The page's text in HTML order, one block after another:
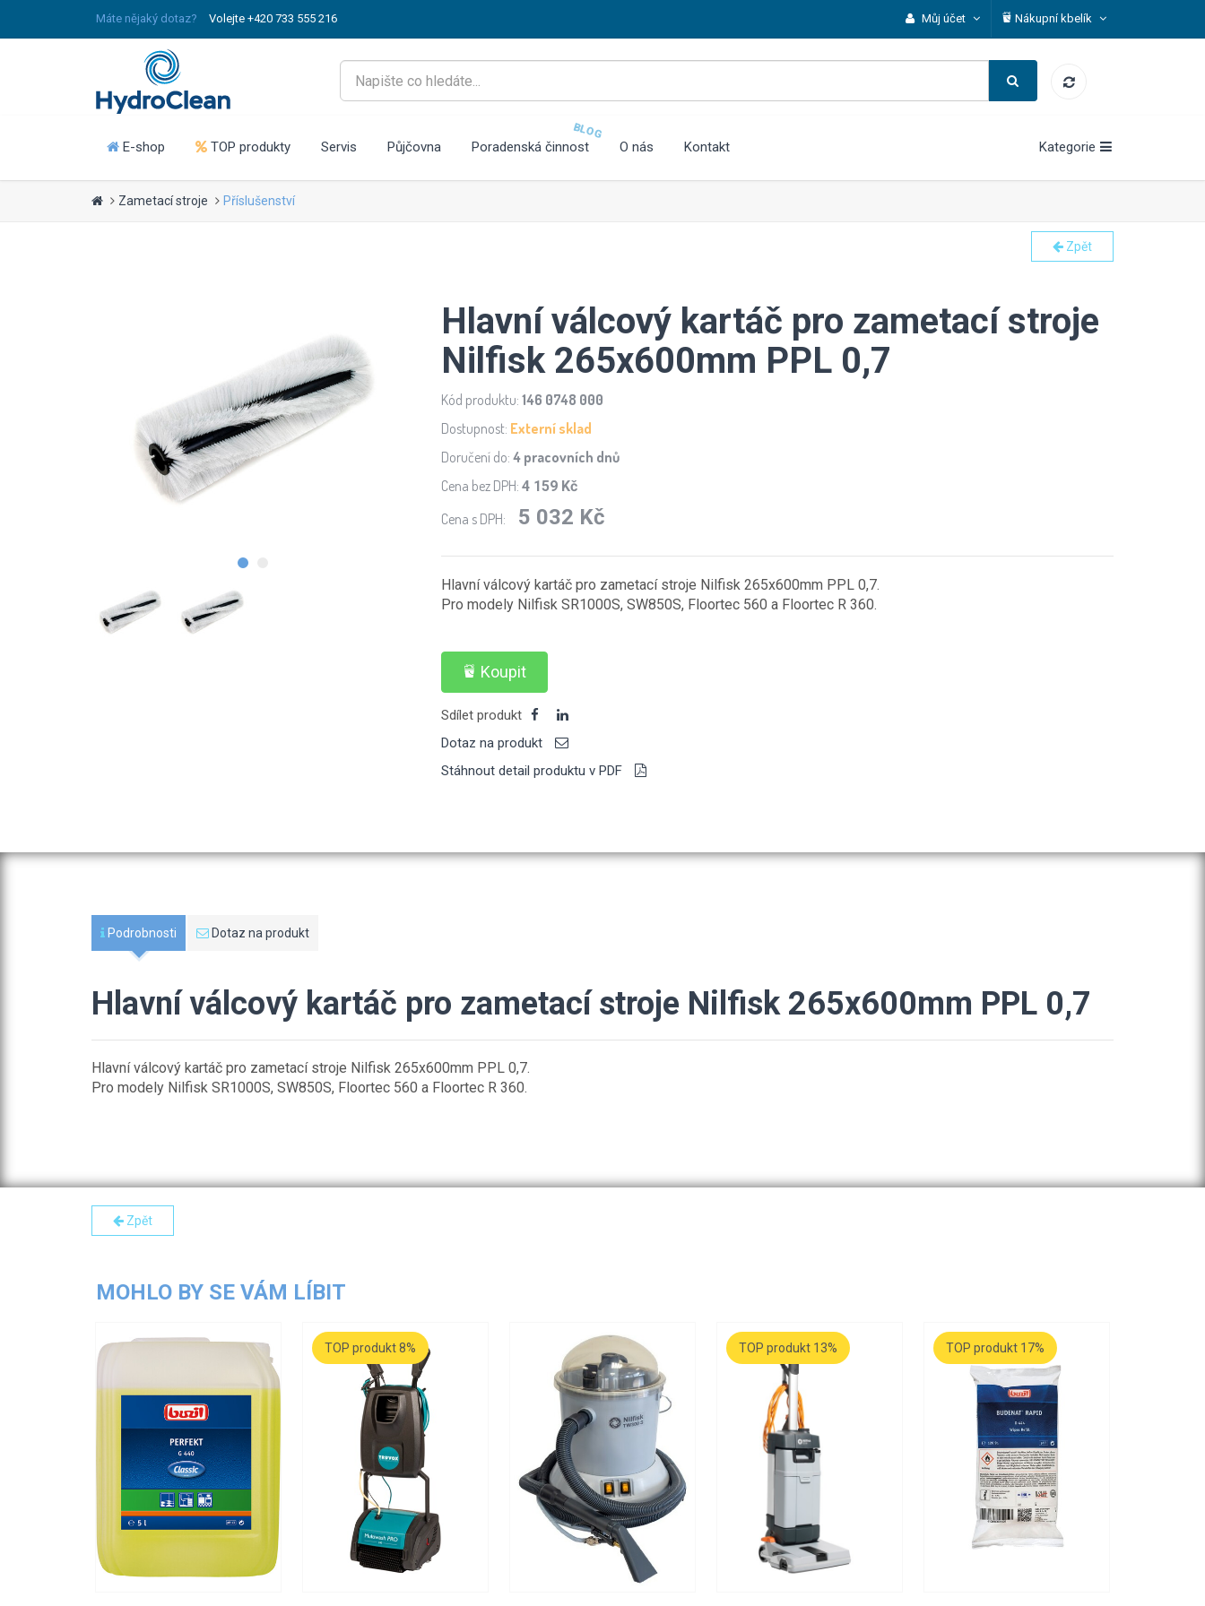
Máte nějaký dotaz? Volejte +420 733 555 216 Můj účet Nákupní kbelík
E-shop TOP produkty Servis Půjčovna Poradenská činnost
BLOG
O nás Kontakt Kategorie
Zametací stroje Příslušenství
Zpět
Hlavní válcový kartáč pro zametací stroje
Nilfisk 265x600mm PPL 0,7
Kód produktu: 146 0748 000
Dostupnost: Externí sklad
Doručení do: 4 pracovních dnů
Cena bez DPH: 4 159 Kč
Cena s DPH: 5 032 Kč
Hlavní válcový kartáč pro zametací stroje Nilfisk 265x600mm PPL 0,7.
Pro modely Nilfisk SR1000S, SW850S, Floortec 560 a Floortec R 360.
Koupit
Sdílet produkt
Dotaz na produkt
Stáhnout detail produktu v PDF
Podrobnosti Dotaz na produkt
Hlavní válcový kartáč pro zametací stroje Nilfisk 265x600mm PPL 0,7
Hlavní válcový kartáč pro zametací stroje Nilfisk 265x600mm PPL 0,7.
Pro modely Nilfisk SR1000S, SW850S, Floortec 560 a Floortec R 360.
Zpět
MOHLO BY SE VÁM LÍBIT
TOP produkt 8% TOP produkt 13% TOP produkt 17%